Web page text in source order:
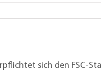
sich den FSC-